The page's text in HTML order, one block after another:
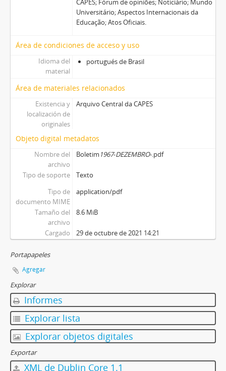
CAPES; Fórum de opiniões; Noticiário; Mundo
Universitário; Aspectos Internacionais da
Educação; Atos Oficiais.
Área de condiciones de acceso y uso
Idioma del
material
portugués de Brasil
Área de materiales relacionados
Existencia y
localización de
originales
Arquivo Central da CAPES
Objeto digital metadatos
Nombre del
archivo
Boletim 1967-DEZEMBRO-.pdf
Tipo de soporte
Texto
Tipo de
documento MIME
application/pdf
Tamaño del
archivo
8.6 MiB
Cargado 29 de octubre de 2021 14:21
Portapapeles
Agregar
Explorar
Informes
Explorar lista
Explorar objetos digitales
Exportar
XML de Dublin Core 1.1